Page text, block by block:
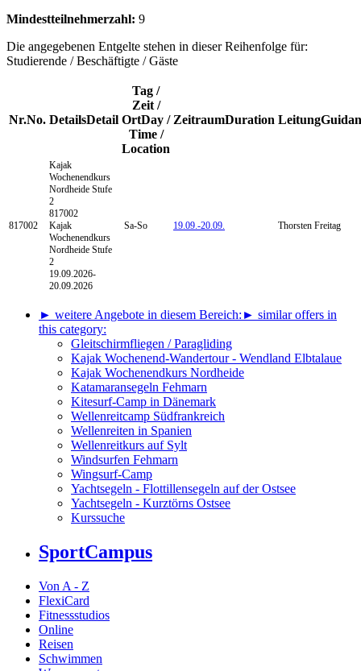
Mindestteilnehmerzahl: 9
Die angegebenen Entgelte stehen in dieser Reihenfolge für:
Studierende / Beschäftigte / Gäste
Nr.No. DetailsDetail
Tag /
Zeit /
OrtDay /
Time /
Location
ZeitraumDuration Leitung
817002
Kajak
Wochenendkurs
Nordheide Stufe
2
817002
Kajak
Wochenendkurs
Nordheide Stufe
2
19.09.2026-
20.09.2026
Sa-So 19.09.-20.09. Thorsten Freitag
► weitere Angebote in diesem Bereich: ► similar offers in
this category:
Gleitschirmfliegen / Paragliding
Kajak Wochenend-Wandertour - Wendland Elbtalaue
Kajak Wochenendkurs Nordheide
Katamaransegeln Fehmarn
Kitesurf-Camp in Dänemark
Wellenreitcamp Südfrankreich
Wellenreiten in Spanien
Wellenreitkurs auf Sylt
Windsurfen Fehmarn
Wingsurf-Camp
Yachtsegeln - Flottillensegeln auf der Ostsee
Yachtsegeln - Kurztörns Ostsee
Kurssuche
SportCampus
Von A - Z
FlexiCard
Fitnessstudios
Online
Reisen
Schwimmen